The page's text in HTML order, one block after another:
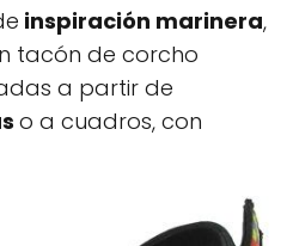
inspiración marinera,
tacón de corcho
a partir de
o a cuadros, con